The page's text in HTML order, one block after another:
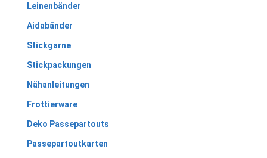
Leinenbänder
Aidabänder
Stickgarne
Stickpackungen
Nähanleitungen
Frottierware
Deko Passepartouts
Passepartoutkarten